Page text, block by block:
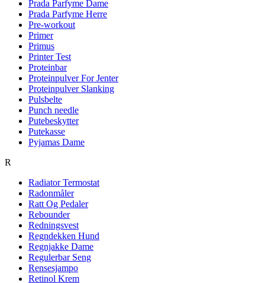
Prada Parfyme Dame
Prada Parfyme Herre
Pre-workout
Primer
Primus
Printer Test
Proteinbar
Proteinpulver For Jenter
Proteinpulver Slanking
Pulsbelte
Punch needle
Putebeskytter
Putekasse
Pyjamas Dame
R
Radiator Termostat
Radonmåler
Ratt Og Pedaler
Rebounder
Redningsvest
Regndekken Hund
Regnjakke Dame
Regulerbar Seng
Rensesjampo
Retinol Krem